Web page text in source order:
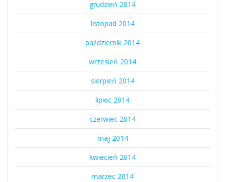
grudzień 2014
listopad 2014
październik 2014
wrzesień 2014
sierpień 2014
lipiec 2014
czerwiec 2014
maj 2014
kwiecień 2014
marzec 2014